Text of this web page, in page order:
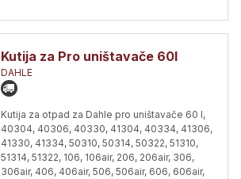
Kutija za Pro uništavače 60l
DAHLE
Kutija za otpad za Dahle pro uništavače 60 l,
40304, 40306, 40330, 41304, 40334, 41306,
41330, 41334, 50310, 50314, 50322, 51310,
51314, 51322, 106, 106air, 206, 206air, 306,
306air, 406, 406air, 506, 506air, 606, 606air,